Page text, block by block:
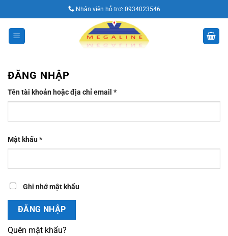
qua
nội
dung
Nhân viên hỗ trợ: 0934023546
ĐĂNG NHẬP
Tên tài khoản hoặc địa chỉ email *Bắt
buộc
Mật khẩu*Bắt
buộc
Ghi nhớ mật khẩu
ĐĂNG NHẬP
Quên mật khẩu?